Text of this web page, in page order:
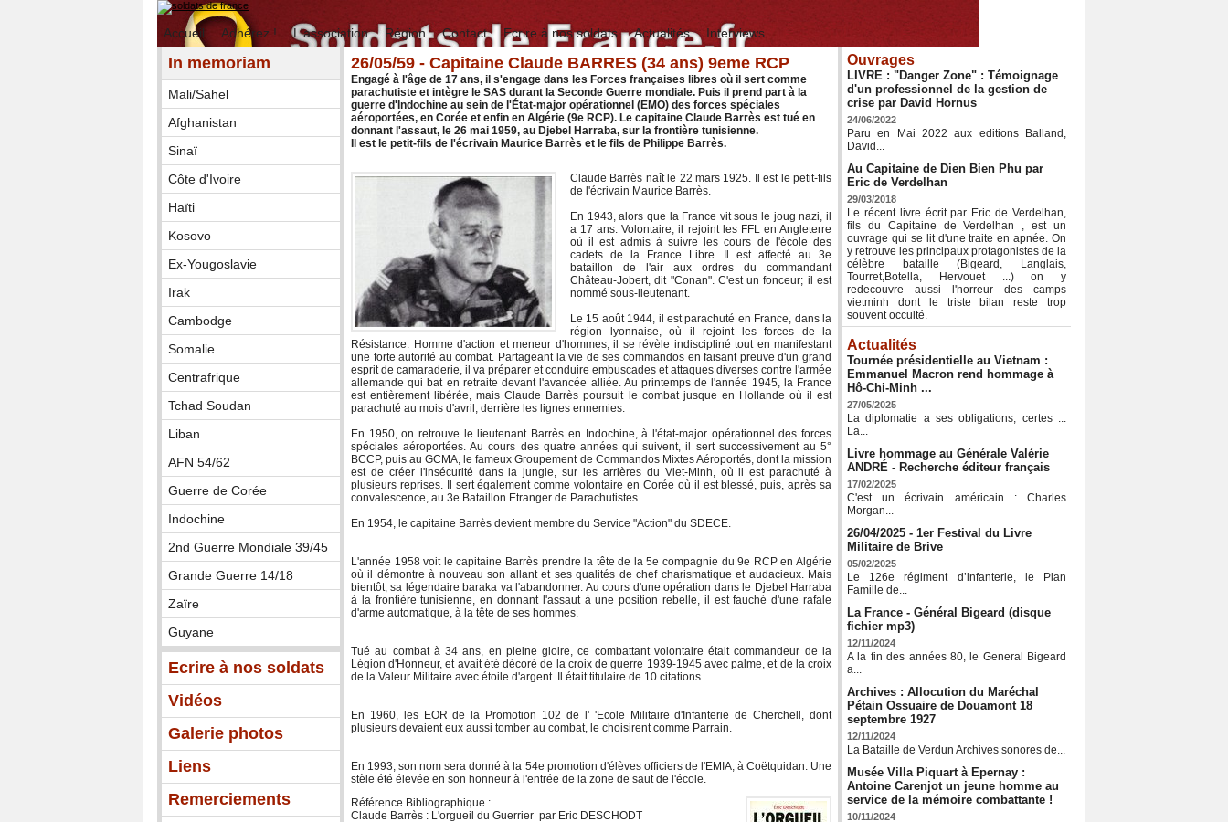
Accueil Adhérez ! L'association Région Contact Ecrire à nos soldats Actualités Interviews
In memoriam
Mali/Sahel
Afghanistan
Sinaï
Côte d'Ivoire
Haïti
Kosovo
Ex-Yougoslavie
Irak
Cambodge
Somalie
Centrafrique
Tchad Soudan
Liban
AFN 54/62
Guerre de Corée
Indochine
2nd Guerre Mondiale 39/45
Grande Guerre 14/18
Zaïre
Guyane
Ecrire à nos soldats
Vidéos
Galerie photos
Liens
Remerciements
26/05/59 - Capitaine Claude BARRES (34 ans) 9eme RCP
Engagé à l'âge de 17 ans, il s'engage dans les Forces françaises libres où il sert comme
parachutiste et intègre le SAS durant la Seconde Guerre mondiale. Puis il prend part à la
guerre d'Indochine au sein de l'État-major opérationnel (EMO) des forces spéciales
aéroportées, en Corée et enfin en Algérie (9e RCP). Le capitaine Claude Barrès est tué en
donnant l'assaut, le 26 mai 1959, au Djebel Harraba, sur la frontière tunisienne.
Il est le petit-fils de l'écrivain Maurice Barrès et le fils de Philippe Barrès.
Claude Barrès naît le 22 mars 1925. Il est le petit-fils
de l'écrivain Maurice Barrès.
En 1943, alors que la France vit sous le joug nazi, il
a 17 ans. Volontaire, il rejoint les FFL en Angleterre
où il est admis à suivre les cours de l'école des
cadets de la France Libre. Il est affecté au 3e
bataillon de l'air aux ordres du commandant
Château-Jobert, dit "Conan". C'est un fonceur; il est
nommé sous-lieutenant.
Le 15 août 1944, il est parachuté en France, dans la
région lyonnaise, où il rejoint les forces de la
Résistance. Homme d'action et meneur d'hommes, il se révèle indiscipliné tout en manifestant
une forte autorité au combat. Partageant la vie de ses commandos en faisant preuve d'un grand
esprit de camaraderie, il va préparer et conduire embuscades et attaques diverses contre l'armée
allemande qui bat en retraite devant l'avancée alliée. Au printemps de l'année 1945, la France
est entièrement libérée, mais Claude Barrès poursuit le combat jusque en Hollande où il est
parachuté au mois d'avril, derrière les lignes ennemies.
En 1950, on retrouve le lieutenant Barrès en Indochine, à l'état-major opérationnel des forces
spéciales aéroportées. Au cours des quatre années qui suivent, il sert successivement au 5°
BCCP, puis au GCMA, le fameux Groupement de Commandos Mixtes Aéroportés, dont la mission
est de créer l'insécurité dans la jungle, sur les arrières du Viet-Minh, où il est parachuté à
plusieurs reprises. Il sert également comme volontaire en Corée où il est blessé, puis, après sa
convalescence, au 3e Bataillon Etranger de Parachutistes.
En 1954, le capitaine Barrès devient membre du Service "Action" du SDECE.
L'année 1958 voit le capitaine Barrès prendre la tête de la 5e compagnie du 9e RCP en Algérie
où il démontre à nouveau son allant et ses qualités de chef charismatique et audacieux. Mais
bientôt, sa légendaire baraka va l'abandonner. Au cours d'une opération dans le Djebel Harraba
à la frontière tunisienne, en donnant l'assaut à une position rebelle, il est fauché d'une rafale
d'arme automatique, à la tête de ses hommes.
Tué au combat à 34 ans, en pleine gloire, ce combattant volontaire était commandeur de la
Légion d'Honneur, et avait été décoré de la croix de guerre 1939-1945 avec palme, et de la croix
de la Valeur Militaire avec étoile d'argent. Il était titulaire de 10 citations.
En 1960, les EOR de la Promotion 102 de l' 'Ecole Militaire d'Infanterie de Cherchell, dont
plusieurs devaient eux aussi tomber au combat, le choisirent comme Parrain.
En 1993, son nom sera donné à la 54e promotion d'élèves officiers de l'EMIA, à Coëtquidan. Une
stèle été élevée en son honneur à l'entrée de la zone de saut de l'école.
Référence Bibliographique :
Claude Barrès : L'orgueil du Guerrier par Eric DESCHODT
Ouvrages
LIVRE : "Danger Zone" : Témoignage
d'un professionnel de la gestion de
crise par David Hornus
24/06/2022
Paru en Mai 2022 aux editions Balland,
David...
Au Capitaine de Dien Bien Phu par
Eric de Verdelhan
29/03/2018
Le récent livre écrit par Eric de Verdelhan,
fils du Capitaine de Verdelhan , est un
ouvrage qui se lit d'une traite en apnée. On
y retrouve les principaux protagonistes de la
célèbre bataille (Bigeard, Langlais,
Tourret,Botella, Hervouet ...) on y
redecouvre aussi l'horreur des camps
vietminh dont le triste bilan reste trop
souvent occulté.
Actualités
Tournée présidentielle au Vietnam :
Emmanuel Macron rend hommage à
Hô-Chi-Minh ...
27/05/2025
La diplomatie a ses obligations, certes ...
La...
Livre hommage au Générale Valérie
ANDRÉ - Recherche éditeur français
17/02/2025
C'est un écrivain américain : Charles
Morgan...
26/04/2025 - 1er Festival du Livre
Militaire de Brive
05/02/2025
Le 126e régiment d’infanterie, le Plan
Famille de...
La France - Général Bigeard (disque
fichier mp3)
12/11/2024
A la fin des années 80, le General Bigeard
a...
Archives : Allocution du Maréchal
Pétain Ossuaire de Douamont 18
septembre 1927
12/11/2024
La Bataille de Verdun Archives sonores de...
Musée Villa Piquart à Epernay :
Antoine Carenjot un jeune homme au
service de la mémoire combattante !
10/11/2024